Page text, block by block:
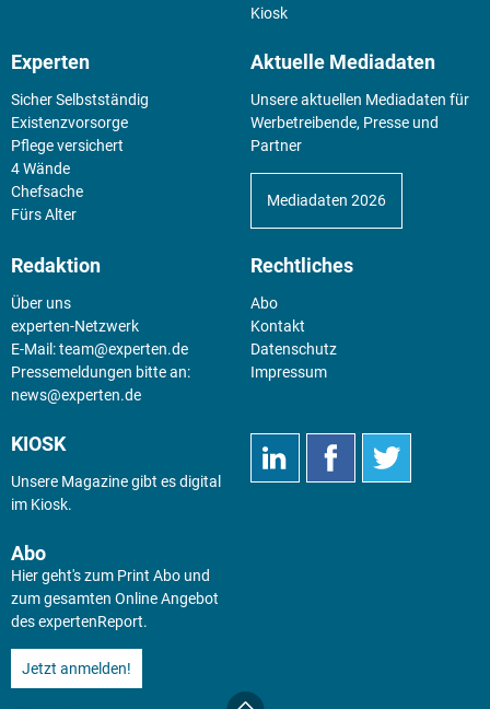
Kiosk
Experten
Sicher Selbstständig
Existenz­vorsorge
Pflege versichert
4 Wände
Chefsache
Fürs Alter
Aktuelle Mediadaten
Unsere aktuellen Mediadaten für
Werbetreibende, Presse und
Partner
Mediadaten 2026
Redaktion
Über uns
experten-Netzwerk
E-Mail:team@experten.de
Pressemeldungen bitte an:
news@experten.de
Rechtliches
Abo
Kontakt
Datenschutz
Impressum
KIOSK
Unsere Magazine gibt es digital
im Kiosk.
Abo
Hier geht's zum Print Abo und
zum gesamten Online Angebot
des expertenReport.
Jetzt anmelden!